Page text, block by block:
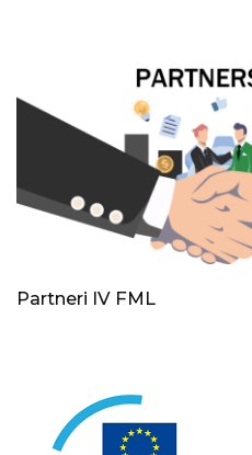
Partneri IV FML